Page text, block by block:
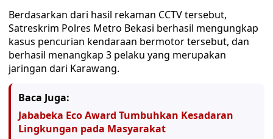
Berdasarkan dari hasil rekaman CCTV tersebut,
Satreskrim Polres Metro Bekasi berhasil mengungkap
kasus pencurian kendaraan bermotor tersebut, dan
berhasil menangkap 3 pelaku yang merupakan
jaringan dari Karawang.
Baca Juga:
Jababeka Eco Award Tumbuhkan Kesadaran
Lingkungan pada Masyarakat